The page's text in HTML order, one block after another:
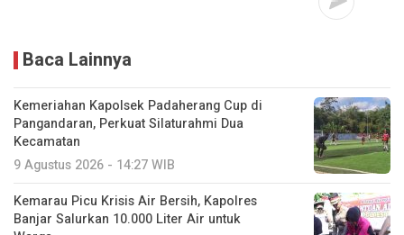
Baca Lainnya
Kemeriahan Kapolsek Padaherang Cup di
Pangandaran, Perkuat Silaturahmi Dua
Kecamatan
9 Agustus 2026 - 14:27 WIB
Kemarau Picu Krisis Air Bersih, Kapolres
Banjar Salurkan 10.000 Liter Air untuk